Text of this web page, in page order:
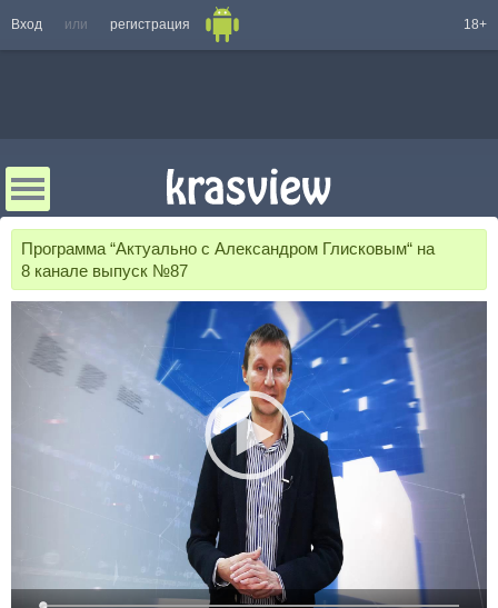
Вход или регистрация 18+
Программа “Актуально с Александром Глисковым“ на
8 канале выпуск №87